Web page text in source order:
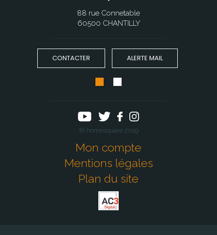
88 rue Connetable
60500 CHANTILLY
CONTACTER ALERTE MAIL
© homesquare 2019
Mon compte
Mentions légales
Plan du site